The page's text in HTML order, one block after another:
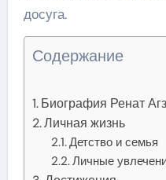
досуга.
Содержание
Биография Ренат
Личная жизнь
Детство и семья
Личные